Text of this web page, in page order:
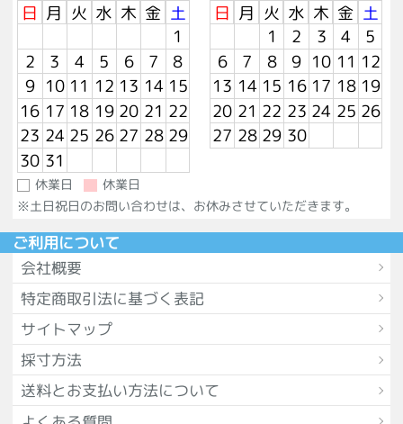
日 月 火 水 木 金 土
1
2
3 4 5 6 7
8
9 10 11 12 13 14 15
16 17 18 19 20 21 22
23 24 25 26 27 28 29
30 31
日 月 火 水 木 金 土
1
2 3 4
5
6
7 8 9 10 11 12
13 14 15 16 17 18 19
20 21 22 23 24 25 26
27 28 29 30
休業日
休業日
※土日祝日のお問い合わせは、お休みさせていただきます。
ご利用について
会社概要
特定商取引法に基づく表記
サイトマップ
採寸方法
送料とお支払い方法について